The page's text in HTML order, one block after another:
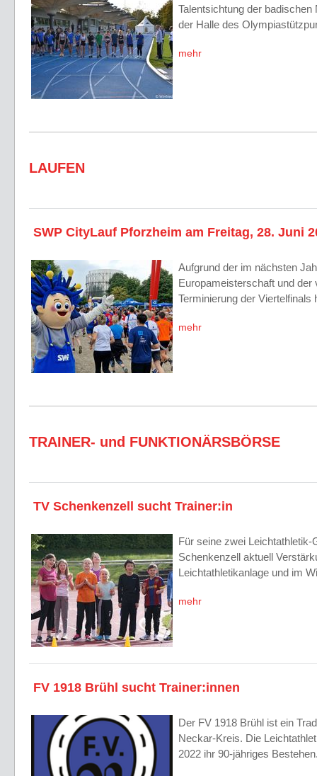
Talentsichtung der
der Halle des
mehr
LAUFEN
SWP CityLauf Pforzheim am Freitag, 28. Juni
Aufgrund der im nächsten
Europameisterschaft und der
Terminierung der
mehr
TRAINER- und FUNKTIONÄRSBÖRSE
TV Schenkenzell sucht Trainer:in
Für seine zwei Leichtathletik-
Schenkenzell aktuell
Leichtathletikanlage und im
mehr
FV 1918 Brühl sucht Trainer:innen
Der FV 1918 Brühl ist ein
Neckar-Kreis. Die
2022 ihr 90-jähriges